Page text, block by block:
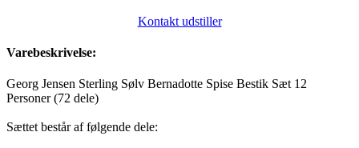
Kontakt udstiller
Varebeskrivelse:
Georg Jensen Sterling Sølv Bernadotte Spise Bestik Sæt 12
Personer (72 dele)
Sættet består af følgende dele: